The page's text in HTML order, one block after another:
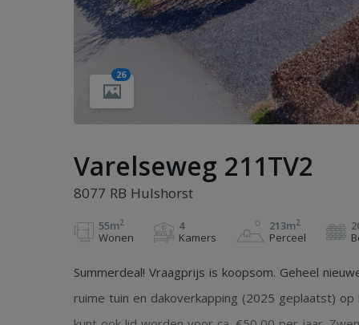
26
Varelseweg 211TV2
8077 RB Hulshorst
55m2
Wonen
4
Kamers
213m2
Perceel
Summerdeal! Vraagprijs is koopsom. Geheel
ruime tuin en dakoverkapping (2025 geplaatst)